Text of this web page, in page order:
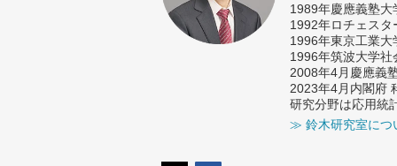
1989年慶應義塾
1992年ロチェス
1996年東京工業
1996年筑波大学
2008年4月慶應義
2023年4月内閣府
研究分野は応用統
≫ 鈴木研究室につ